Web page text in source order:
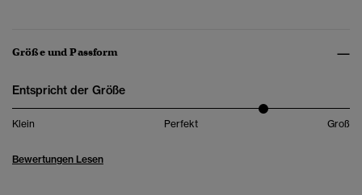
Größe und Passform
Entspricht der Größe
Klein Perfekt Groß
Bewertungen Lesen